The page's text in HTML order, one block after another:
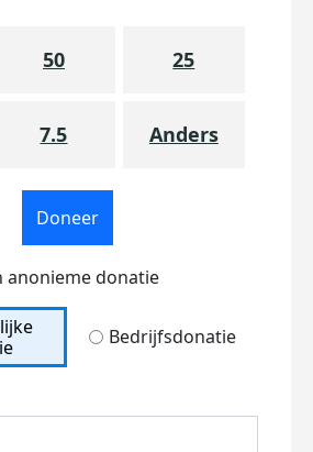
50 25
7.5 Anders
Doneer
anonieme donatie
Bedrijfsdonatie